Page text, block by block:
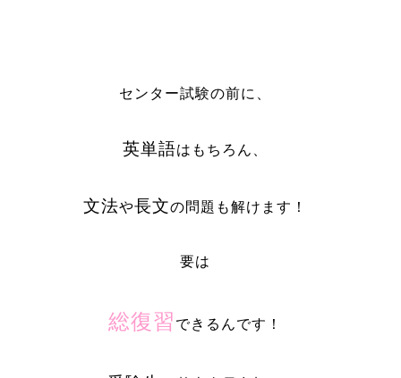
センター試験の前に、
英単語はもちろん、
文法や長文の問題も解けます！
要は
総復習 できるんです！